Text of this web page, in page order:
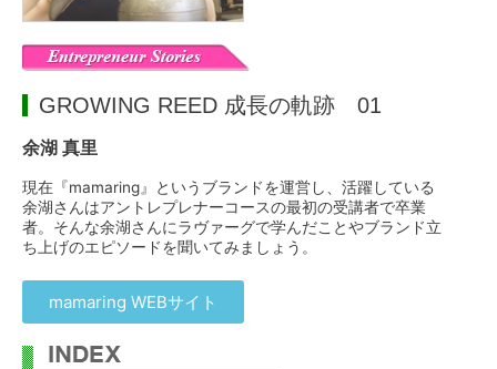
GROWING REED 成長の軌跡 01
余湖 真里
現在『mamaring』というブランドを運営し、活躍している
余湖さんはアントレプレナーコースの最初の受講者で卒業
者。そんな余湖さんにラヴァーグで学んだことやブランド立
ち上げのエピソードを聞いてみましょう。
mamaring WEBサイト